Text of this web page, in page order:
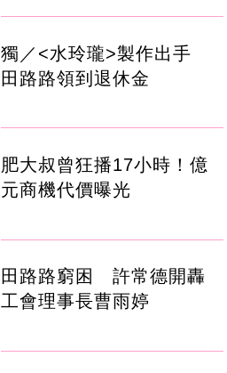
獨／<水玲瓏>製作出手
田路路領到退休金
肥大叔曾狂播17小時！億
元商機代價曝光
田路路窮困 許常德開轟
工會理事長曹雨婷